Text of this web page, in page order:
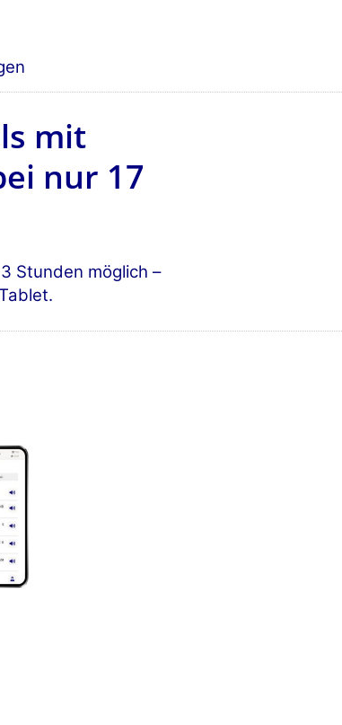
mit
nur 17
Stunden möglich –